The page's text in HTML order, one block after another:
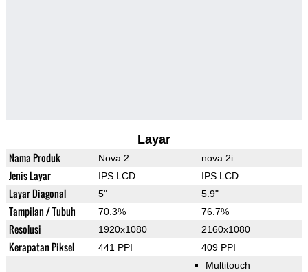
Layar
Nama Produk Nova 2 nova 2i
Jenis Layar IPS LCD IPS LCD
Layar Diagonal 5" 5.9"
Tampilan / Tubuh 70.3% 76.7%
Resolusi 1920x1080 2160x1080
Kerapatan Piksel 441 PPI 409 PPI
Multitouch